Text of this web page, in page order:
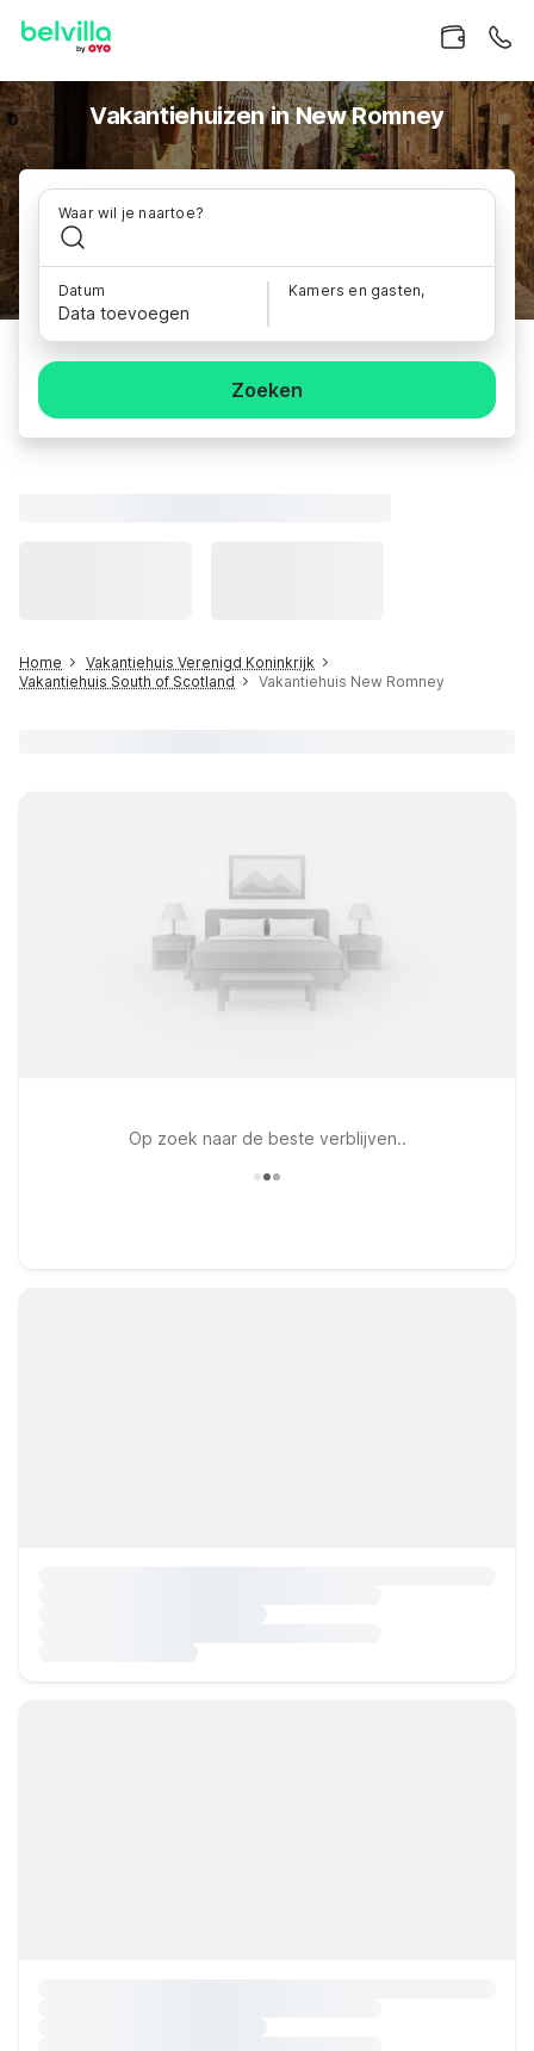
Vakantiehuizen in New Romney
Waar wil je naartoe?
Datum
Data toevoegen
Kamers en gasten,
Zoeken
Home
Vakantiehuis Verenigd Koninkrijk
Vakantiehuis South of Scotland
Vakantiehuis New Romney
Op zoek naar de beste verblijven..